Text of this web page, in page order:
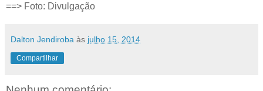
==> Foto: Divulgação
Dalton Jendiroba às julho 15, 2014
Compartilhar